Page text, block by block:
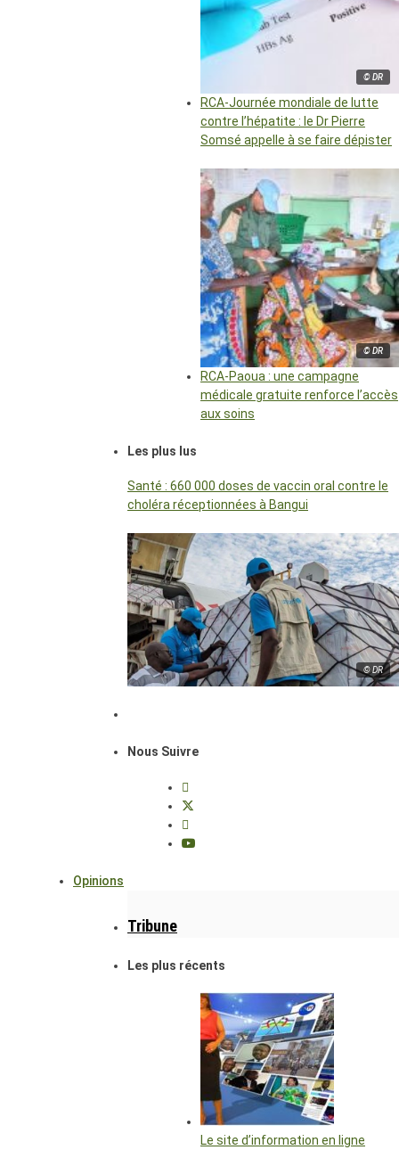
© DR
RCA-Journée mondiale de lutte
contre l’hépatite : le Dr Pierre
Somsé appelle à se faire dépister
© DR
RCA-Paoua : une campagne
médicale gratuite renforce l’accès
aux soins
Les plus lus
Santé : 660 000 doses de vaccin oral contre le
choléra réceptionnées à Bangui
© DR
Nous Suivre
Opinions
Tribune
Les plus récents
Le site d’information en ligne